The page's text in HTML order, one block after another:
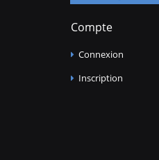
Compte
Connexion
Inscription